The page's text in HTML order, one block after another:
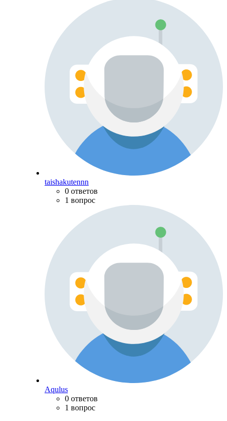
taishakutennn
0 ответов
1 вопрос
Aqulus
0 ответов
1 вопрос